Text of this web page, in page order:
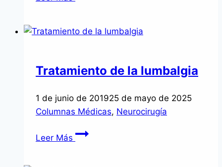
Tratamiento de la lumbalgia
1 de junio de 201925 de mayo de 2025
Columnas Médicas, Neurocirugía
Leer Más Tratamiento